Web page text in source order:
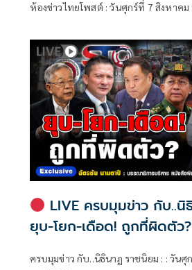
ห้องข่าวไทยโพสต์ : วันศุกร์ที่ 7 สิงหาค
LIVE ครบมุมข่าว กับ..นิ
ยุบ-โยก-เดือด! ถูกที่ผิดตัว?
ครบมุมข่าว กับ..นิธินาฏ ราชนิยม : : วันศุ